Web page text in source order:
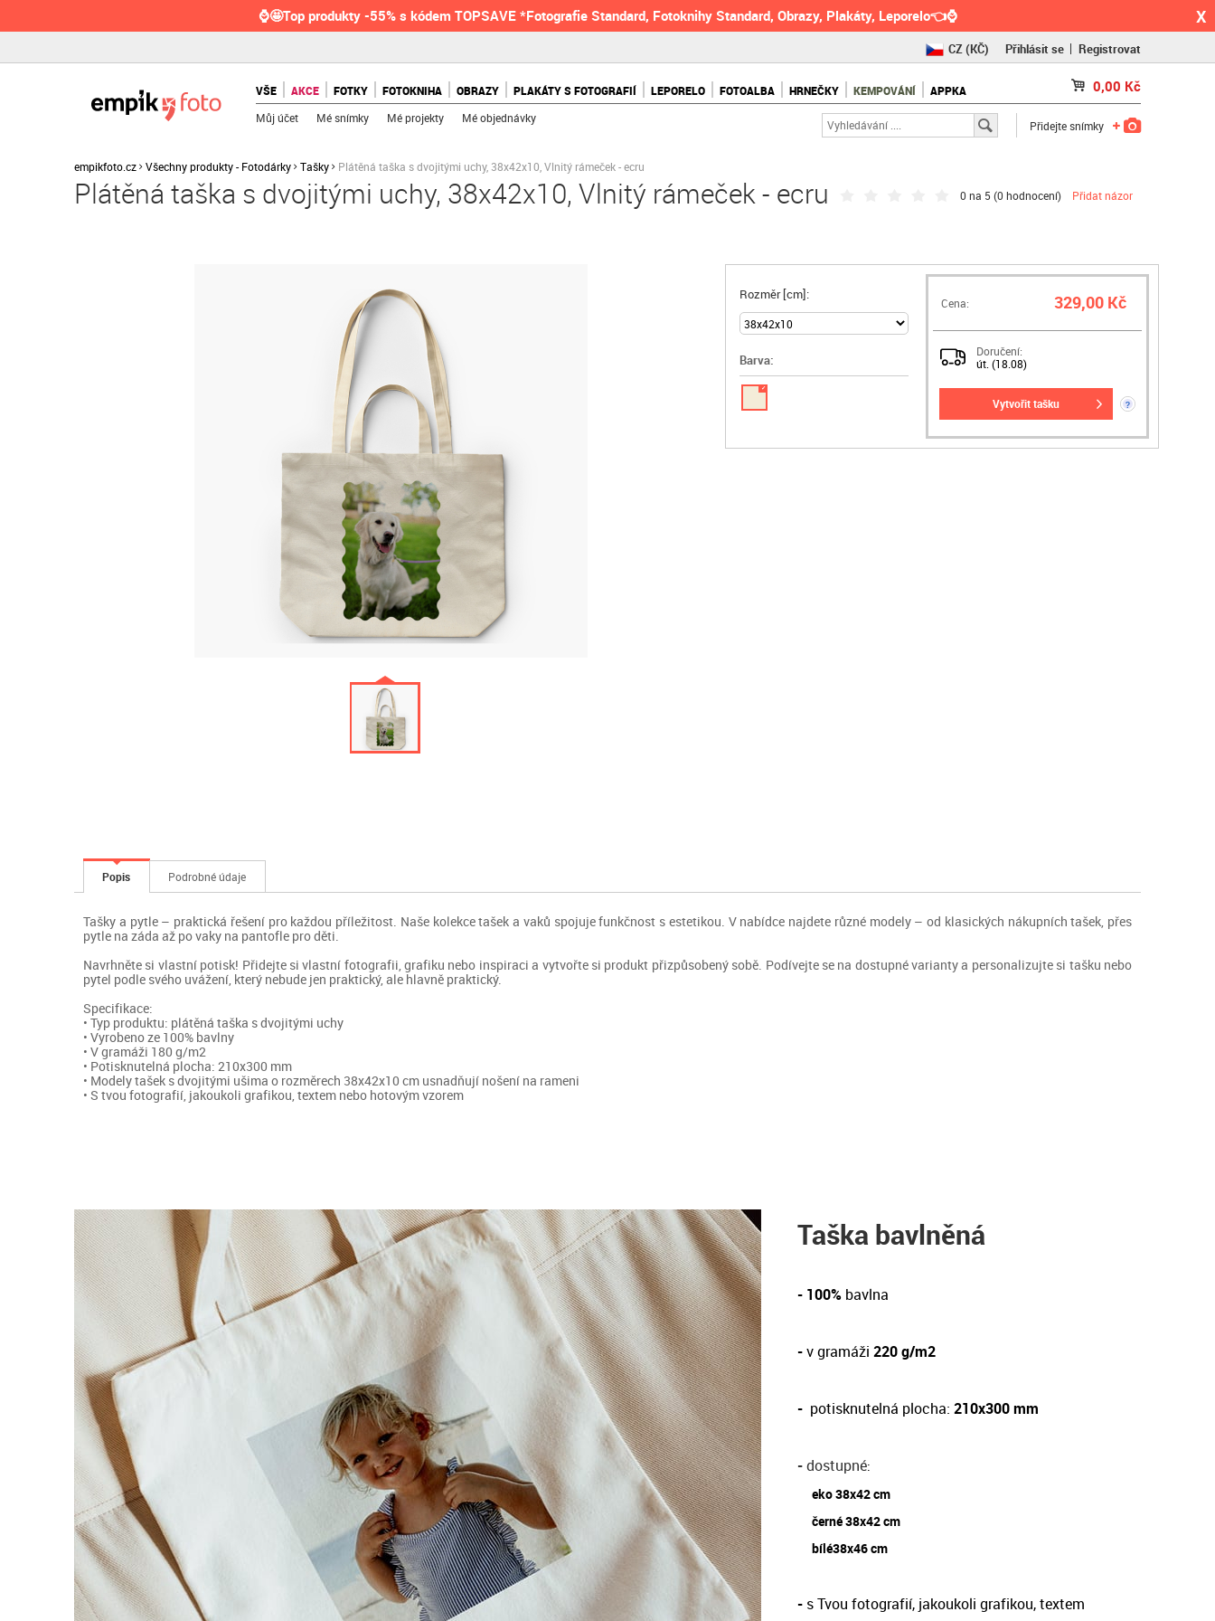
⌚🤩Top produkty -55% s kódem TOPSAVE *Fotografie Standard, Fotoknihy Standard, Obrazy, Plakáty, Leporelo👈⌚ X
CZ(KČ)
RO(RON)
Přihlásit se Registrovat
VŠE AKCE FOTKY FOTOKNIHA OBRAZY PLAKÁTY S FOTOGRAFIÍ LEPORELO FOTOALBA HRNEČKY KEMPOVÁNÍ APPKA 0,00 Kč
Můj účet Mé snímky Mé projekty Mé objednávky
Přidejte snímky
empikfoto.cz Všechny produkty - Fotodárky Tašky Plátěná taška s dvojitými uchy, 38x42x10, Vlnitý rámeček - ecru
Plátěná taška s dvojitými uchy, 38x42x10, Vlnitý rámeček - ecru 0 na 5 (0 hodnocení) Přidat názor
Rozměr [cm]:
Barva:
✓
Cena: 329,00 Kč
Doručení:
út. (18.08)
vytvořit tašku ?
Popis Podrobné údaje
Tašky a pytle – praktická řešení pro každou příležitost. Naše kolekce tašek a vaků spojuje funkčnost s estetikou. V nabídce najdete různé modely – od klasických nákupních tašek, přes
pytle na záda až po vaky na pantofle pro děti.
Navrhněte si vlastní potisk! Přidejte si vlastní fotografii, grafiku nebo inspiraci a vytvořte si produkt přizpůsobený sobě. Podívejte se na dostupné varianty a personalizujte si tašku nebo
pytel podle svého uvážení, který nebude jen praktický, ale hlavně praktický.
Specifikace:
• Typ produktu: plátěná taška s dvojitými uchy
• Vyrobeno ze 100% bavlny
• V gramáži 180 g/m2
• Potisknutelná plocha: 210x300 mm
• Modely tašek s dvojitými ušima o rozměrech 38x42x10 cm usnadňují nošení na rameni
• S tvou fotografií, jakoukoli grafikou, textem nebo hotovým vzorem
Taška bavlněná
- 100% bavlna
-v gramáži 220 g/m2
- potisknutelná plocha: 210x300 mm
-dostupné:
eko 38x42 cm
černé 38x42 cm
bílé38x46 cm
-s Tvou fotografií, jakoukoli grafikou, textem